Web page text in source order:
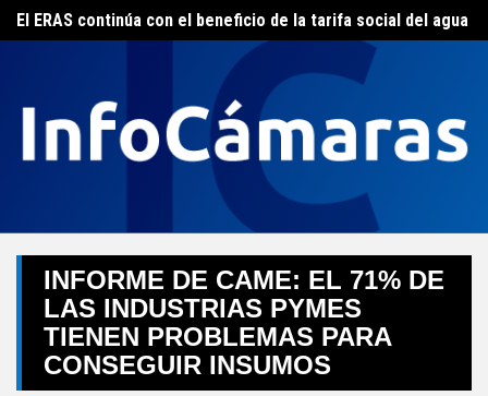
Skip
to
El ERAS continúa con el beneficio de la tarifa social del agua
INFORME DE CAME: EL 71% DE
LAS INDUSTRIAS PYMES
TIENEN PROBLEMAS PARA
CONSEGUIR INSUMOS